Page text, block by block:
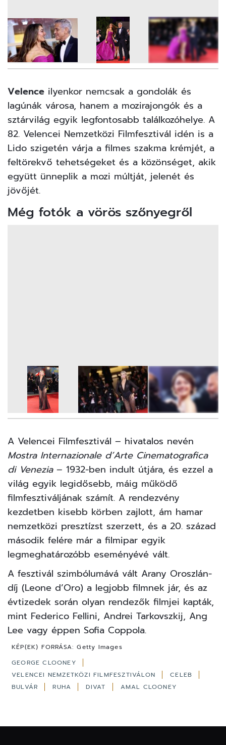
Velence ilyenkor nemcsak a gondolák és
lagúnák városa, hanem a mozirajongók és a
sztárvilág egyik legfontosabb találkozóhelye. A
82. Velencei Nemzetközi Filmfesztivál idén is a
Lido szigetén várja a filmes szakma krémjét, a
feltörekvő tehetségeket és a közönséget, akik
együtt ünneplik a mozi múltját, jelenét és
jövőjét.
Még fotók a vörös szőnyegről
A Velencei Filmfesztivál – hivatalos nevén
Mostra Internazionale d’Arte Cinematografica
di Venezia– 1932-ben indult útjára, és ezzel a
világ egyik legidősebb, máig működő
filmfesztiváljának számít. A rendezvény
kezdetben kisebb körben zajlott, ám hamar
nemzetközi presztízst szerzett, és a 20. század
második felére már a filmipar egyik
legmeghatározóbb eseményévé vált.
A fesztivál szimbólumává vált Arany Oroszlán-
díj (Leone d’Oro) a legjobb filmnek jár, és az
évtizedek során olyan rendezők filmjei kapták,
mint Federico Fellini, Andrei Tarkovszkij, Ang
Lee vagy éppen Sofia Coppola.
KÉP(EK) FORRÁSA: Getty Images
GEORGE CLOONEY
VELENCEI NEMZETKÖZI FILMFESZTIVÁLON
CELEB
BULVÁR
RUHA DIVAT AMAL CLOONEY